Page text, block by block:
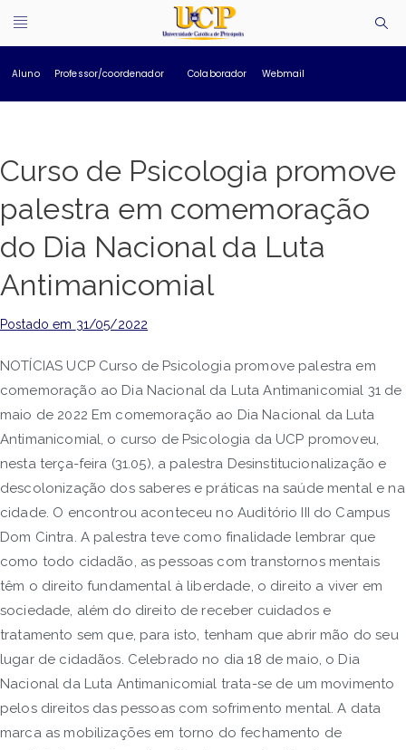
Aluno Professor/coordenador Colaborador Webmail
Curso de Psicologia promove
palestra em comemoração
do Dia Nacional da Luta
Antimanicomial
Postado em 31/05/2022
NOTÍCIAS UCP Curso de Psicologia promove palestra em
comemoração ao Dia Nacional da Luta Antimanicomial 31 de
maio de 2022 Em comemoração ao Dia Nacional da Luta
Antimanicomial, o curso de Psicologia da UCP promoveu,
nesta terça-feira (31.05), a palestra Desinstitucionalização e
descolonização dos saberes e práticas na saúde mental e na
cidade. O encontrou aconteceu no Auditório III do Campus
Dom Cintra. A palestra teve como finalidade lembrar que
como todo cidadão, as pessoas com transtornos mentais
têm o direito fundamental à liberdade, o direito a viver em
sociedade, além do direito de receber cuidados e
tratamento sem que, para isto, tenham que abrir mão do seu
lugar de cidadãos. Celebrado no dia 18 de maio, o Dia
Nacional da Luta Antimanicomial trata-se de um movimento
pelos direitos das pessoas com sofrimento mental. A data
marca as mobilizações em torno do fechamento de